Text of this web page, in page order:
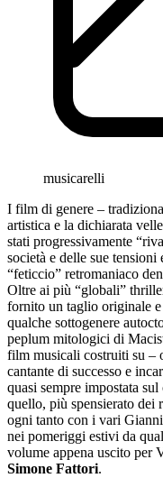
musicarelli
I film di genere –
artistica e la dichiarata
stati progressivamente
società e delle sue
“feticcio” retromaniaco
Oltre ai più “globali”
fornito un taglio originale
qualche sottogenere
peplum mitologici di
film musicali costruiti su –
cantante di successo e
quasi sempre impostata
quello, più spensierato dei
ogni tanto con i vari
nei pomeriggi estivi da
volume appena uscito per
Simone Fattori.